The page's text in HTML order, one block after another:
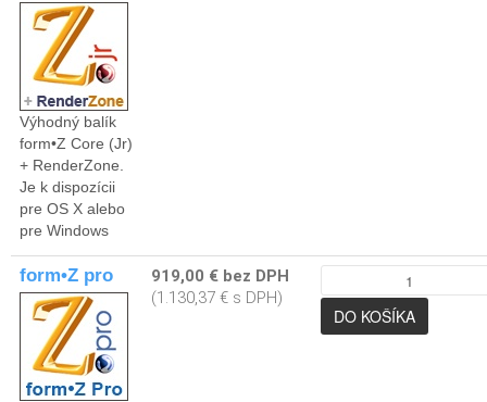
Výhodný balík
form•Z Core (Jr)
+ RenderZone.
Je k dispozícii
pre OS X alebo
pre Windows
form•Z pro
919,00 € bez DPH
(1.130,37 € s DPH)